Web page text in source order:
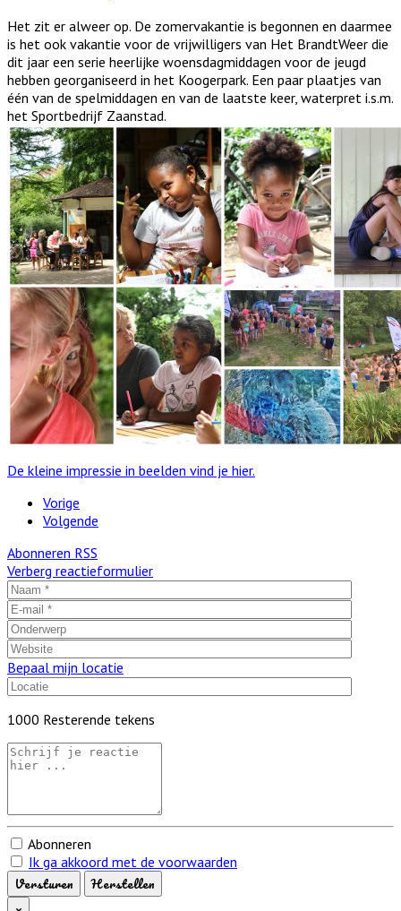
Het zit er alweer op. De zomervakantie is begonnen en daarmee
is het ook vakantie voor de vrijwilligers van Het BrandtWeer die
dit jaar een serie heerlijke woensdagmiddagen voor de jeugd
hebben georganiseerd in het Koogerpark. Een paar plaatjes van
één van de spelmiddagen en van de laatste keer, waterpret i.s.m.
het Sportbedrijf Zaanstad.
De kleine impressie in beelden vind je hier.
Vorige
Volgende
Abonneren RSS
Verberg reactieformulier
Bepaal mijn locatie
1000 Resterende tekens
Abonneren
Ik ga akkoord met de voorwaarden
Versturen
Herstellen